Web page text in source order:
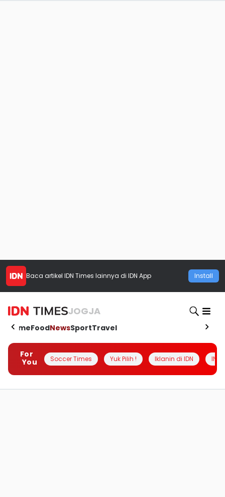
Baca artikel IDN Times lainnya di IDN App Install
JOGJA
HomeFoodNewsSportTravel
For
You
Soccer Times Yuk Pilih ! Iklanin di IDN